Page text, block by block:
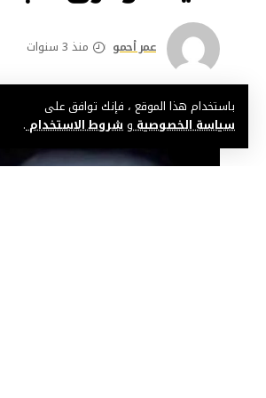
باستخدام هذا الموقع ، فإنك توافق على
سياسة الخصوصيةو شروط الاستخدام.
عمر أحمو منذ 3 سنوات